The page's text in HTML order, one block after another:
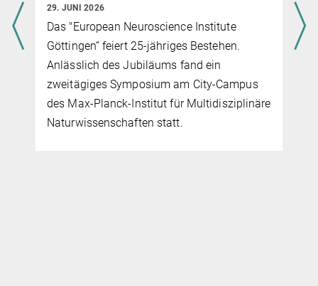
29. JUNI 2026
Das "European Neuroscience Institute
Göttingen“ feiert 25-jähriges Bestehen.
Anlässlich des Jubiläums fand ein
zweitägiges Symposium am City-Campus
des Max-Planck-Institut für Multidisziplinäre
Naturwissenschaften statt.